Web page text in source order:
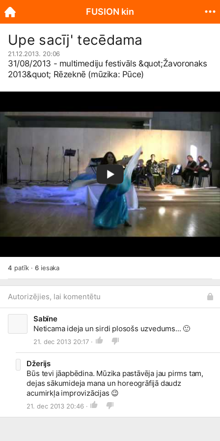
Upe sacīj' tecēdama
21.12.2013. 20:06
31/08/2013 - multimediju festivāls &quot;Žavoronaks
2013&quot; Rēzeknē (mūzika: Pūce)
4 patīk ·6iesaka
Autorizējies, lai komentētu
Sabīne
Neticama ideja un sirdi plosošs uzvedums... 🙂
21. dec 2013 20:17 ·
Džerijs
Būs tevi jāapbēdina. Mūzika pastāvēja jau pirms tam,
dejas sākumideja mana un horeogrāfijā daudz
acumirkļa improvizācijas 😉
21. dec 2013 20:46 ·
FUSION kin